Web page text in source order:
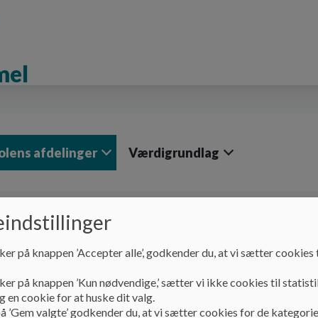
afdelinger Værdigrundlag
Skolens afdelinger
Indskoling og SFO
Pædagogisk grundlag - indskolingen 2023-24
på knappen ’Accepter alle’, godkender du, at vi sætter
på knappen ’Kun nødvendige,’ sætter vi ikke cookies til
en cookie for at huske dit valg.
’Gem valgte’ godkender du, at vi sætter cookies for de